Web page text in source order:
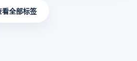
看全部标签